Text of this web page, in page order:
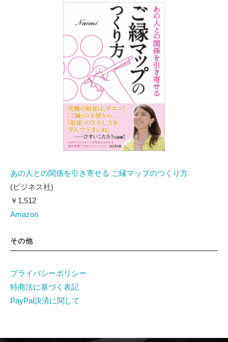
あの人との関係を引き寄せる ご縁マップのつくり方
(ビジネス社)
￥1,512
Amazon
その他
プライバシーポリシー
特商法に基づく表記
PayPal決済に関して